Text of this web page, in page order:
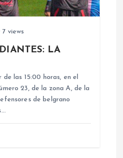
7 views
LA
las 15:00 horas, en el
23, de la zona A, de la
de belgrano